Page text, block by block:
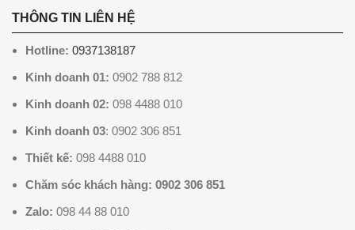
THÔNG TIN LIÊN HỆ
Hotline: 0937138187
Kinh doanh 01: 0902 788 812
Kinh doanh 02: 098 4488 010
Kinh doanh 03: 0902 306 851
Thiết kế: 098 4488 010
Chăm sóc khách hàng: 0902 306 851
Zalo: 098 44 88 010